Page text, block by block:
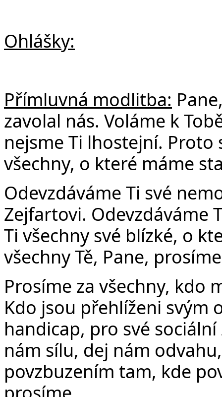
Ohlášky:
Přímluvná modlitba:
zavolal nás. Voláme k
nejsme Ti lhostejní. Proto
všechny, o které máme
Odevzdáváme Ti své
Zejfartovi. Odevzdáváme
Ti všechny své blízké, o
všechny Tě, Pane,
Prosíme za všechny, kdo
Kdo jsou přehlíženi svým
handicap, pro své
nám sílu, dej nám
povzbuzením tam, kde